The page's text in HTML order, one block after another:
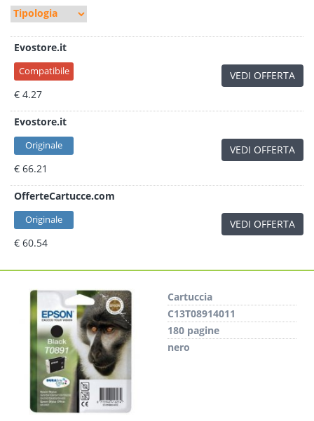
Evostore.it
Compatibile
€ 4.27
VEDI OFFERTA
Evostore.it
Originale
€ 66.21
VEDI OFFERTA
OfferteCartucce.com
Originale
€ 60.54
VEDI OFFERTA
Cartuccia
C13T08914011
180 pagine
nero